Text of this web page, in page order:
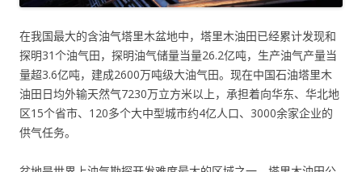
在我国最大的含油气塔里木盆地中，塔里木油田已经累计发现和
探明31个油气田，探明油气储量当量26.2亿吨，生产油气产量当
量超3.6亿吨，建成2600万吨级大油气田。现在中国石油塔里木
油田日均外输天然气7230万立方米以上，承担着向华东、华北地
区15个省市、120多个大中型城市约4亿人口、3000余家企业的
供气任务。